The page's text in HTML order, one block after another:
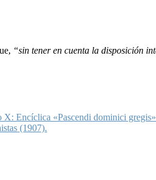
“sin tener en cuenta la disposición
X: Encíclica «Pascendi dominici
(1907).